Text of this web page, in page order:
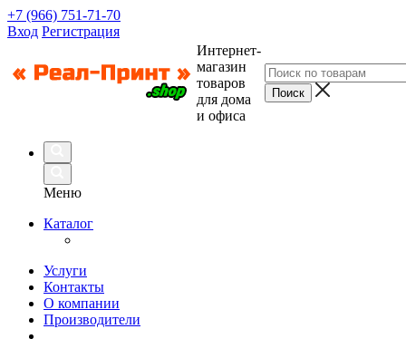
+7 (966) 751-71-70
Вход Регистрация
Интернет-
магазин
товаров
для дома
и офиса
Меню
Каталог
Услуги
Контакты
О компании
Производители